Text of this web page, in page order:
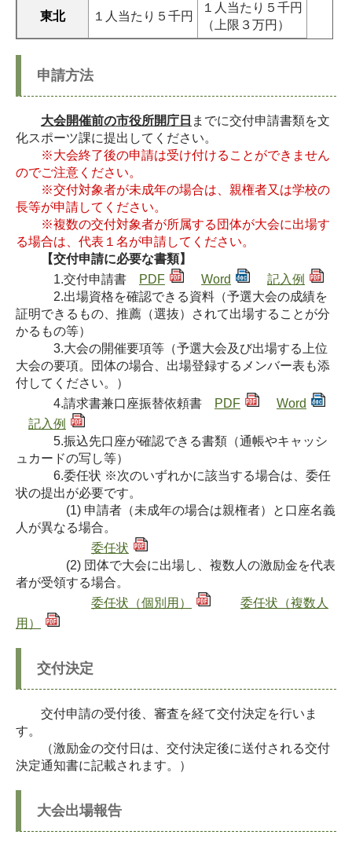
東北 １人当たり５千円
１人当たり５千円
（上限３万円）
申請方法
大会開催前の市役所開庁日 までに交付申請書類を文
化スポーツ課に提出してください。
※大会終了後の申請は受け付けることができません
のでご注意ください。
※交付対象者が未成年の場合は、親権者又は学校の
長等が申請してください。
※複数の交付対象者が所属する団体が大会に出場す
る場合は、代表１名が申請してください。
【交付申請に必要な書類】
1.交付申請書
PDF Word
記入例
2.出場資格を確認できる資料（予選大会の成績を
証明できるもの、推薦（選抜）されて出場することが分
かるもの等）
3.大会の開催要項等（予選大会及び出場する上位
大会の要項。団体の場合、出場登録するメンバー表も添
付してください。）
4.請求書兼口座振替依頼書
PDF
Word
記入例
5.振込先口座が確認できる書類（通帳やキャッシ
ュカードの写し等）
6.委任状 ※次のいずれかに該当する場合は、委任
状の提出が必要です。
(1) 申請者（未成年の場合は親権者）と口座名義
人が異なる場合。
委任状
(2) 団体で大会に出場し、複数人の激励金を代表
者が受領する場合。
委任状（個別用）
委任状（複数人
用）
交付決定
交付申請の受付後、審査を経て交付決定を行いま
す。
（激励金の交付日は、交付決定後に送付される交付
決定通知書に記載されます。）
大会出場報告